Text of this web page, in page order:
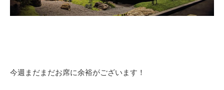
今週まだまだお席に余裕がございます！